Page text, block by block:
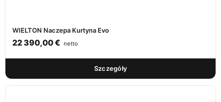
WIELTON Naczepa Kurtyna Evo
22 390,00€ netto
Szczegóły